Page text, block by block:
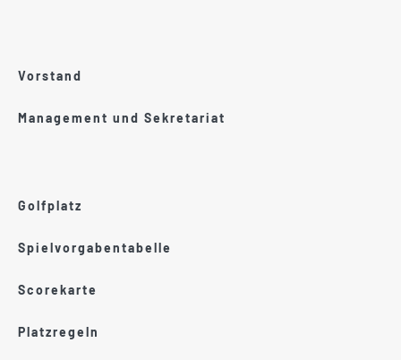
Vorstand
Management und Sekretariat
Golfplatz
Spielvorgabentabelle
Scorekarte
Platzregeln